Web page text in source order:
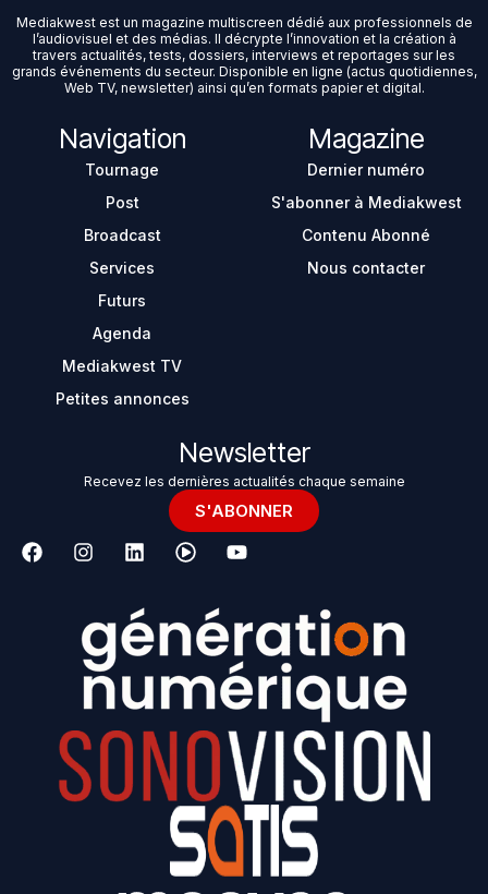
Mediakwest est un magazine multiscreen dédié aux professionnels de
l’audiovisuel et des médias. Il décrypte l’innovation et la création à
travers actualités, tests, dossiers, interviews et reportages sur les
grands événements du secteur. Disponible en ligne (actus quotidiennes,
Web TV, newsletter) ainsi qu’en formats papier et digital.
Navigation
Tournage
Post
Broadcast
Services
Futurs
Agenda
Mediakwest TV
Petites annonces
Magazine
Dernier numéro
S'abonner à Mediakwest
Contenu Abonné
Nous contacter
Newsletter
Recevez les dernières actualités chaque semaine
S'ABONNER